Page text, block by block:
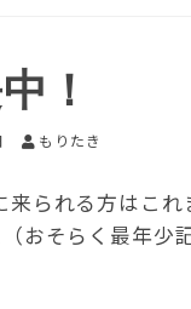
！
もりたき
られる方はこ
おそらく最年少